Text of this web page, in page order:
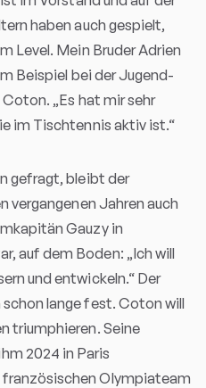
haben auch gespielt,
Level. Mein Bruder Adrien
Beispiel bei der Jugend-
„Es hat mir sehr
im Tischtennis aktiv ist.“
gefragt, bleibt der
vergangenen Jahren auch
Gauzy in
auf dem Boden: „Ich will
und entwickeln.“ Der
lange fest. Coton will
triumphieren. Seine
2024 in Paris
Olympiateam